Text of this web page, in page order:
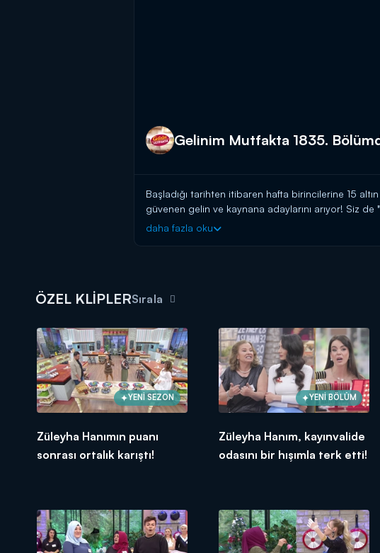
Gelinim Mutfakta 1835.
Başladığı tarihten itibaren hafta birincilerine 15
güvenen gelin ve kaynana adaylarını arıyor! Siz de
başlayın!
daha fazla oku
ÖZEL KLİPLERSırala
YENİ SEZON
Züleyha Hanımın puanı
sonrası ortalık karıştı!
YENİ BÖLÜM
Züleyha Hanım, kayınvalide
odasını bir hışımla terk etti!